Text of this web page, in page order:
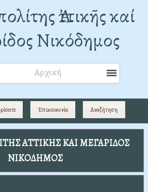
Ἀττικῆς καί
Νικόδημος
Αρχική
Ἐπικοινωνία Αναζήτηση
ΑΤΤΙΚΗΣ ΚΑΙ ΜΕΓΑΡΙΔΟΣ
ΝΙΚΟΔΗΜΟΣ